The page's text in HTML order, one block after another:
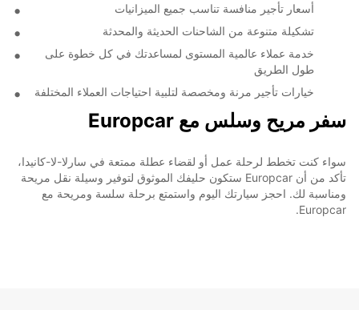
أسعار تأجير منافسة تناسب جميع الميزانيات
تشكيلة متنوعة من الشاحنات الحديثة والمحدثة
خدمة عملاء عالمية المستوى لمساعدتك في كل خطوة على
طول الطريق
خيارات تأجير مرنة ومخصصة لتلبية احتياجات العملاء المختلفة
سفر مريح وسلس مع Europcar
سواء كنت تخطط لرحلة عمل أو لقضاء عطلة ممتعة في سارلا-لا-كانيدا،
تأكد من أن Europcar ستكون حليفك الموثوق لتوفير وسيلة نقل مريحة
ومناسبة لك. احجز سيارتك اليوم واستمتع برحلة سلسة ومريحة مع
Europcar.